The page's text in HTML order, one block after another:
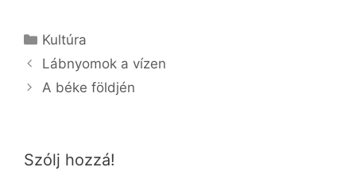
Kategória
Kultúra
Lábnyomok a vízen
A béke földjén
Szólj hozzá!